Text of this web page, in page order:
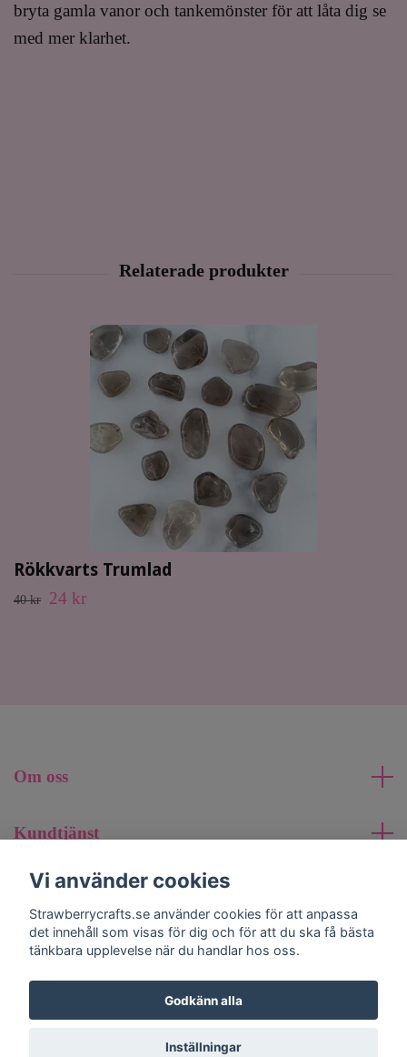
bryta gamla vanor och tankemönster för att låta dig se
med mer klarhet.
Rökkvarts Trumlad
40 kr 24 kr
Om oss
Kundtjänst
Läs mer
Sociala medier
© 2026 strawberrycrafts.se
Vi använder cookies
Strawberrycrafts.se använder cookies för att anpassa
det innehåll som visas för dig och för att du ska få bästa
tänkbara upplevelse när du handlar hos oss.
Godkänn alla
Inställningar